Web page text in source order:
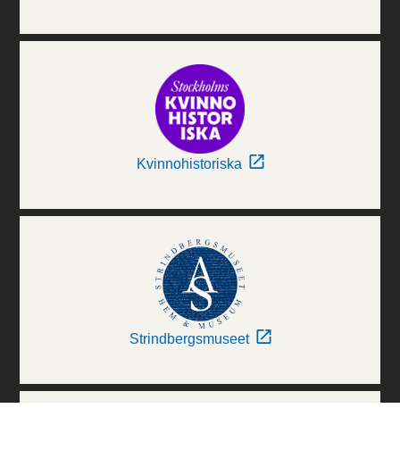
Kvinnohistoriska
Strindbergsmuseet